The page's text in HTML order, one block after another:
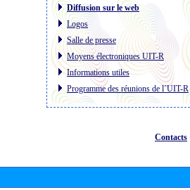
Diffusion sur le web
Logos
Salle de presse
Moyens électroniques UIT-R
Informations utiles
Programme des réunions de l´UIT-R
Contacts